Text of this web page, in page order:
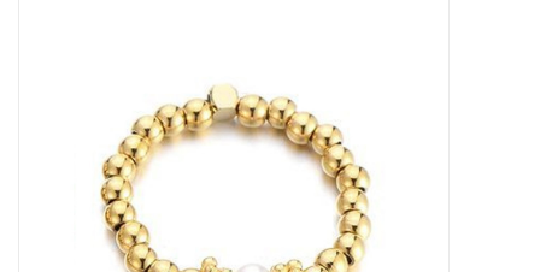
Zonnebrillen